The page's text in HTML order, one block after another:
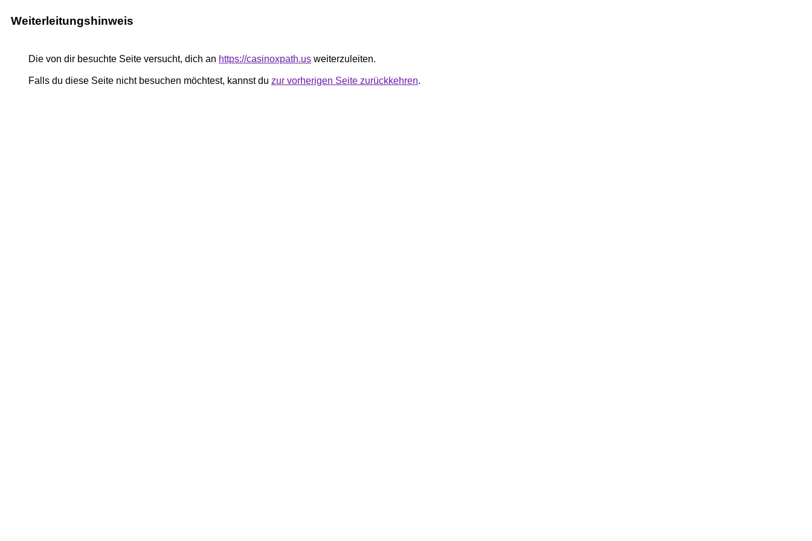
Weiterleitungshinweis
Die von dir besuchte Seite versucht, dich an https://casinoxpath.us weiterzuleiten.
Falls du diese Seite nicht besuchen möchtest, kannst du zur vorherigen Seite zurückkehren.